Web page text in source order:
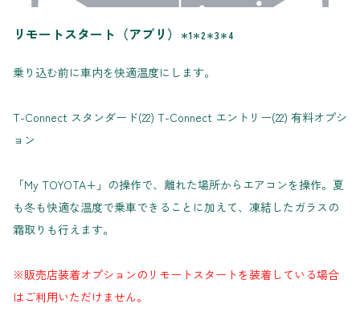
リモートスタート（アプリ） ＊1＊2＊3＊4
乗り込む前に車内を快適温度にします。
T-Connect スタンダード(22) T-Connect エントリー(22) 有料オプシ
ョン
「My TOYOTA+」の操作で、離れた場所からエアコンを操作。夏
も冬も快適な温度で乗車できることに加えて、凍結したガラスの
霜取りも行えます。
※販売店装着オプションのリモートスタートを装着している場合
はご利用いただけません。